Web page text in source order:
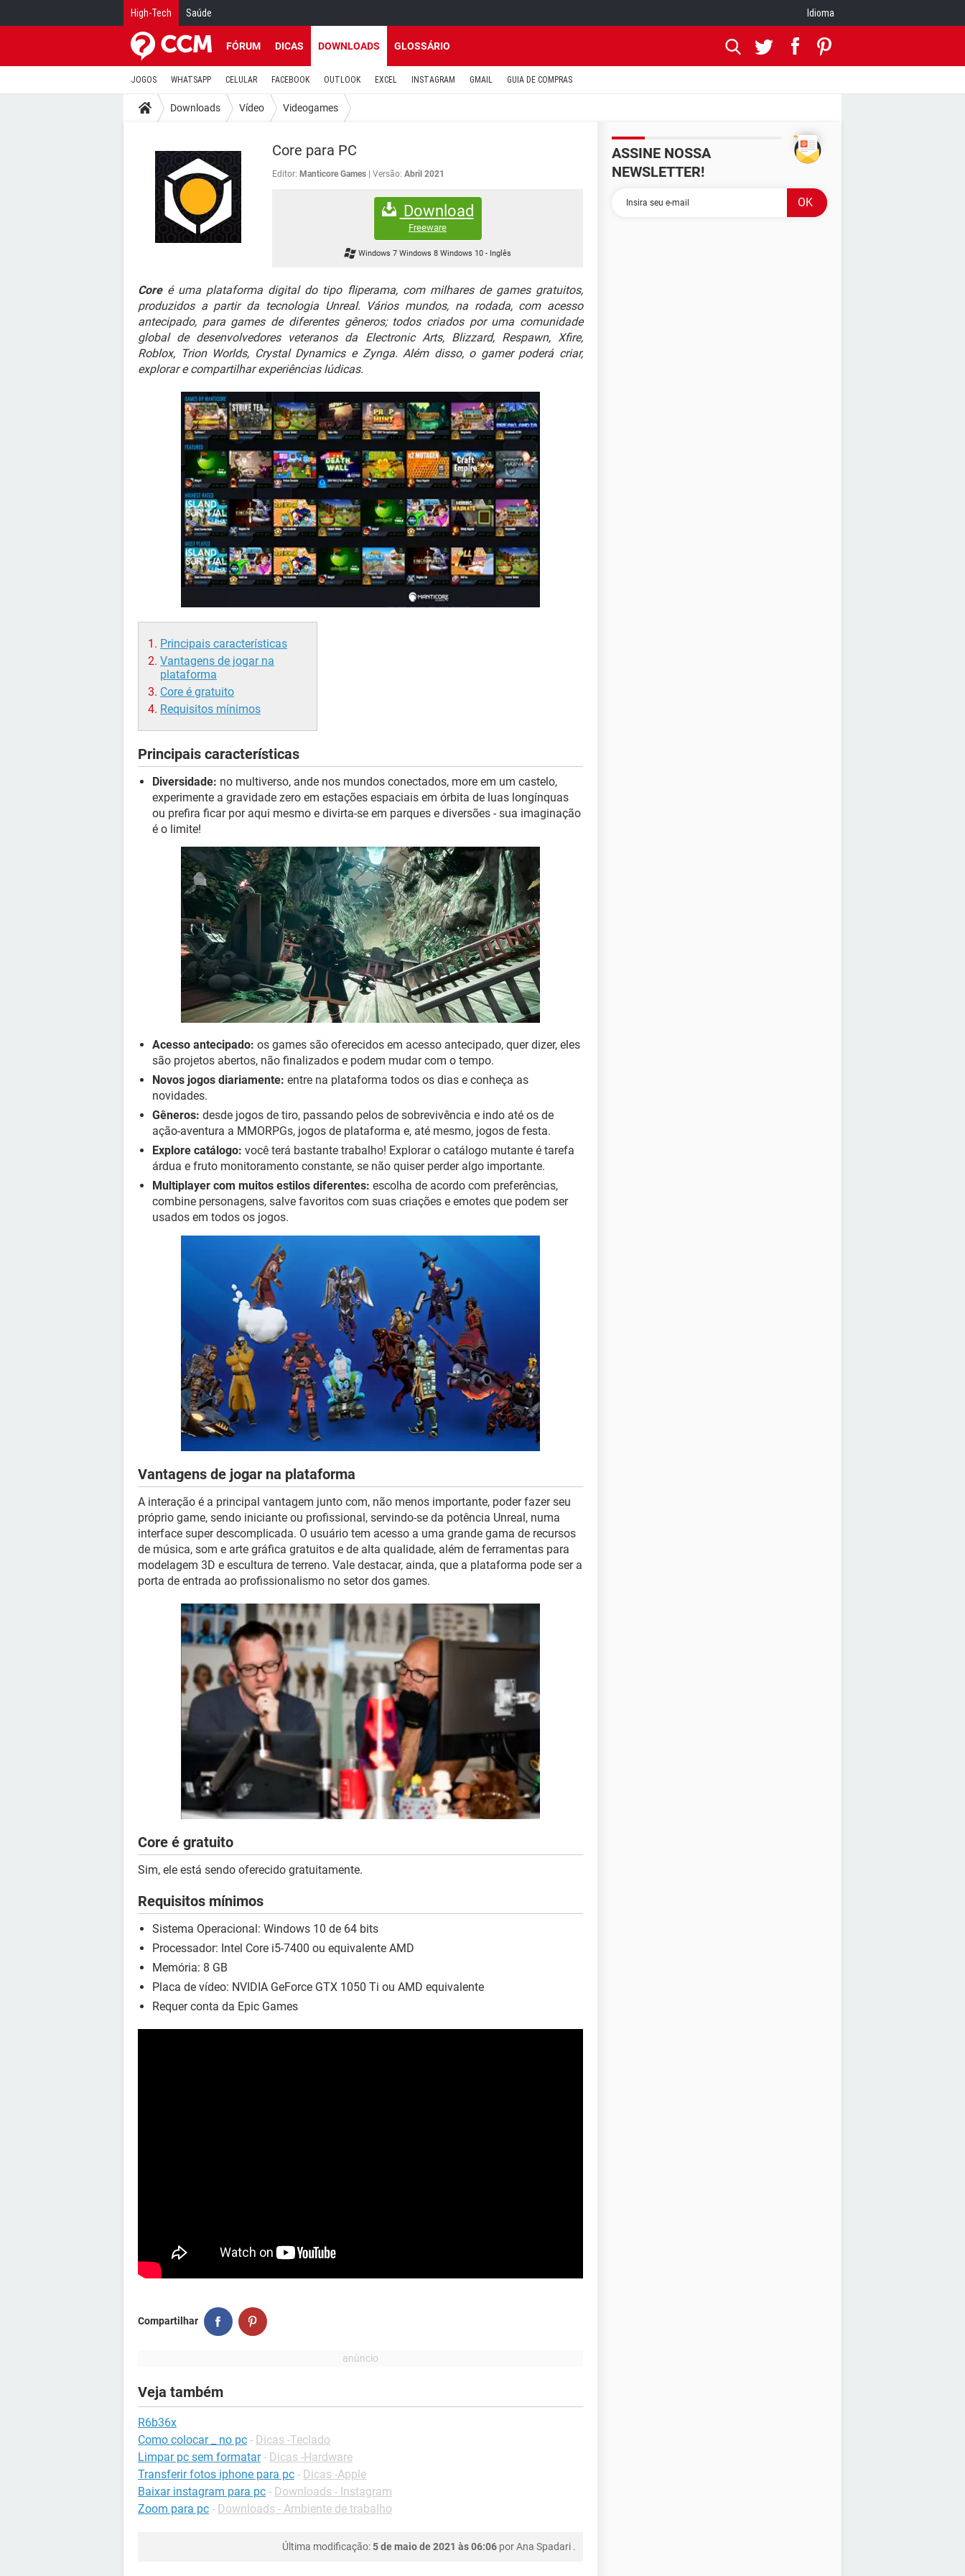
High-Tech Saúde Idioma
FÓRUM DICAS DOWNLOADS GLOSSÁRIO
JOGOS WHATSAPP CELULAR FACEBOOK OUTLOOK EXCEL INSTAGRAM GMAIL GUIA DE COMPRAS
Downloads Vídeo Videogames
Core para PC
Editor: Manticore Games Versão: Abril 2021
Download
Freeware
Windows 7 Windows 8 Windows 10- Inglês
Coreé uma plataforma digital do tipo fliperama, com milhares de games gratuitos,
produzidos a partir da tecnologia Unreal. Vários mundos, na rodada, com acesso
antecipado, para games de diferentes gêneros; todos criados por uma comunidade
global de desenvolvedores veteranos da Electronic Arts, Blizzard, Respawn, Xfire,
Roblox, Trion Worlds, Crystal Dynamics e Zynga. Além disso, o gamer poderá criar,
explorar e compartilhar experiências lúdicas.
Principais características
Vantagens de jogar na
plataforma
Core é gratuito
Requisitos mínimos
Principais características
Diversidade: no multiverso, ande nos mundos conectados, more em um castelo,
experimente a gravidade zero em estações espaciais em órbita de luas longínquas
ou prefira ficar por aqui mesmo e divirta-se em parques e diversões - sua imaginação
é o limite!
Acesso antecipado: os games são oferecidos em acesso antecipado, quer dizer, eles
são projetos abertos, não finalizados e podem mudar com o tempo.
Novos jogos diariamente: entre na plataforma todos os dias e conheça as
novidades.
Gêneros: desde jogos de tiro, passando pelos de sobrevivência e indo até os de
ação-aventura a MMORPGs, jogos de plataforma e, até mesmo, jogos de festa.
Explore catálogo: você terá bastante trabalho! Explorar o catálogo mutante é tarefa
árdua e fruto monitoramento constante, se não quiser perder algo importante.
Multiplayer com muitos estilos diferentes: escolha de acordo com preferências,
combine personagens, salve favoritos com suas criações e emotes que podem ser
usados em todos os jogos.
Vantagens de jogar na plataforma
A interação é a principal vantagem junto com, não menos importante, poder fazer seu
próprio game, sendo iniciante ou profissional, servindo-se da potência Unreal, numa
interface super descomplicada. O usuário tem acesso a uma grande gama de recursos
de música, som e arte gráfica gratuitos e de alta qualidade, além de ferramentas para
modelagem 3D e escultura de terreno. Vale destacar, ainda, que a plataforma pode ser a
porta de entrada ao profissionalismo no setor dos games.
Core é gratuito
Sim, ele está sendo oferecido gratuitamente.
Requisitos mínimos
Sistema Operacional: Windows 10 de 64 bits
Processador: Intel Core i5-7400 ou equivalente AMD
Memória: 8 GB
Placa de vídeo: NVIDIA GeForce GTX 1050 Ti ou AMD equivalente
Requer conta da Epic Games
Compartilhar
Veja também
R6b36x
Como colocar _ no pc - Dicas -Teclado
Limpar pc sem formatar - Dicas -Hardware
Transferir fotos iphone para pc - Dicas -Apple
Baixar instagram para pc - Downloads - Instagram
Zoom para pc - Downloads - Ambiente de trabalho
Última modificação:5 de maio de 2021 às 06:06 porAna Spadari .
ASSINE NOSSA
NEWSLETTER!